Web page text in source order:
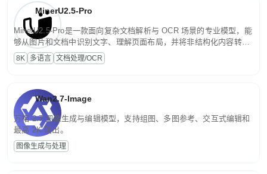
MinerU2.5-Pro
MinerU2.5-Pro是一款面向复杂文档解析与 OCR 场景的专业模型，能
够从图片和文档中识别文字、理解页面布局，并将非结构化内容转换
为便于存储、检索和二次处理的结构化结果。
8K 多语言 文档处理/OCR
Wan2.7-Image
万相 2.7 图像生成与编辑模型，支持组图、多图参考、交互式编辑和
最高 2K 输出。
图像生成与处理